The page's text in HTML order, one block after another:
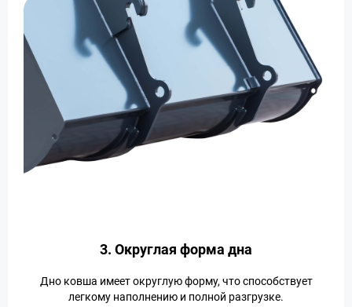
3. Округлая форма дна
Дно ковша имеет округлую форму, что способствует
легкому наполнению и полной разгрузке.